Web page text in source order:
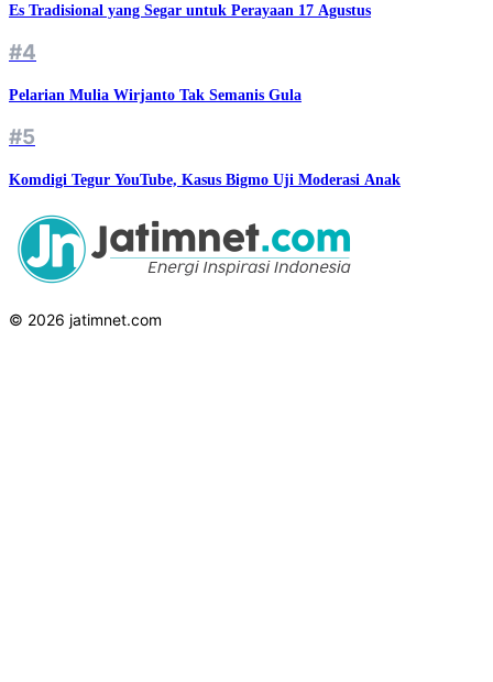
Es Tradisional yang Segar untuk Perayaan 17 Agustus
#4
Pelarian Mulia Wirjanto Tak Semanis Gula
#5
Komdigi Tegur YouTube, Kasus Bigmo Uji Moderasi Anak
© 2026 jatimnet.com